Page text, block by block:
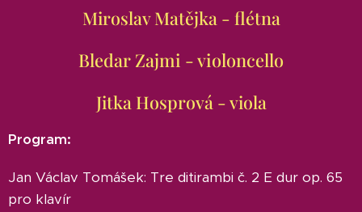
Miroslav Matějka - flétna
Bledar Zajmi - violoncello
Jitka Hosprová - viola
Program:
Jan Václav Tomášek: Tre ditirambi č. 2 E dur op. 65
pro klavír